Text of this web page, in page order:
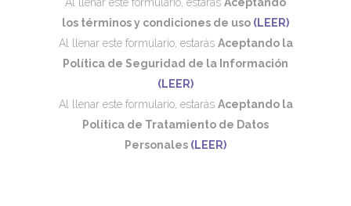
los términos y condiciones de uso (LEER)
Al llenar este formulario, estarás Aceptando la
Política de Seguridad de la Información
(LEER)
Al llenar este formulario, estarás Aceptando la
Política de Tratamiento de Datos
Personales (LEER)